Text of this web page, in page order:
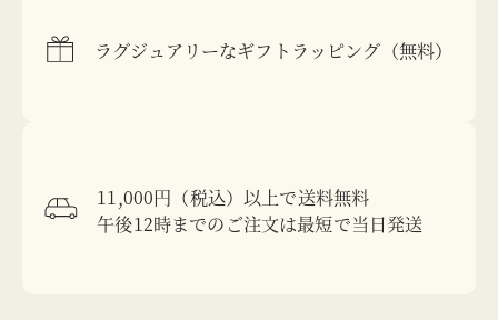
ラグジュアリーなギフトラッピング（無料）
11,000円（税込）以上で送料無料
午後12時までのご注文は最短で当日発送